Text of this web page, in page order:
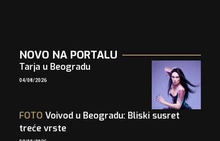
NOVO NA PORTALU
Tarja u Beogradu
04/08/2026
FOTO Voivod u Beogradu: Bliski susret
treće vrste